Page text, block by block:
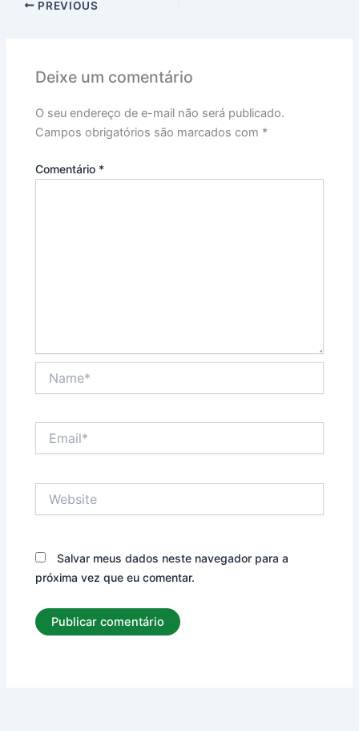
PREVIOUS
Deixe um comentário
O seu endereço de e-mail não será publicado.
Campos obrigatórios são marcados com *
Comentário *
Salvar meus dados neste navegador para a
próxima vez que eu comentar.